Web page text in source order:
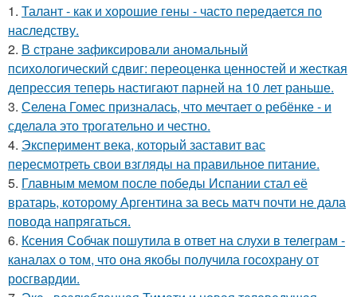
1. Талант - как и хорошие гены - часто передается по
наследству.
2. В стране зафиксировали аномальный
психологический сдвиг: переоценка ценностей и жесткая
депрессия теперь настигают парней на 10 лет раньше.
3. Селена Гомес призналась, что мечтает о ребёнке - и
сделала это трогательно и честно.
4. Эксперимент века, который заставит вас
пересмотреть свои взгляды на правильное питание.
5. Главным мемом после победы Испании стал её
вратарь, которому Аргентина за весь матч почти не дала
повода напрягаться.
6. Ксения Собчак пошутила в ответ на слухи в телеграм -
каналах о том, что она якобы получила госохрану от
росгвардии.